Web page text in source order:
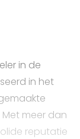
in de
in het
meer dan
reputatie